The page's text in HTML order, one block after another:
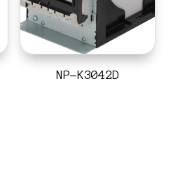
NP-K3042D